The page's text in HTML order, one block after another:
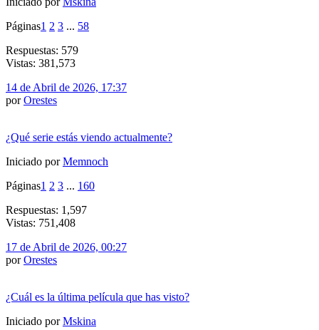
Páginas1 2 3 ... 58
Respuestas: 579
Vistas: 381,573
14 de Abril de 2026, 17:37
porOrestes
¿Qué serie estás viendo actualmente?
Iniciado porMemnoch
Páginas1 2 3 ... 160
Respuestas: 1,597
Vistas: 751,408
17 de Abril de 2026, 00:27
porOrestes
¿Cuál es la última película que has visto?
Iniciado porMskina